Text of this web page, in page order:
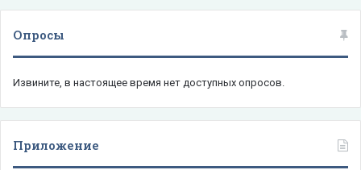
Опросы
Извините, в настоящее время нет доступных опросов.
Приложение